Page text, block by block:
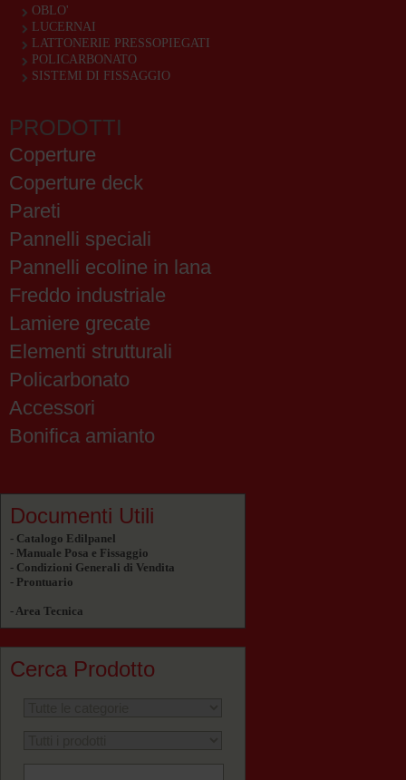
OBLO'
LUCERNAI
LATTONERIE PRESSOPIEGATI
POLICARBONATO
SISTEMI DI FISSAGGIO
PRODOTTI
Coperture
Coperture deck
Pareti
Pannelli speciali
Pannelli ecoline in lana
Freddo industriale
Lamiere grecate
Elementi strutturali
Policarbonato
Accessori
Bonifica amianto
Documenti Utili
- Catalogo Edilpanel
- Manuale Posa e Fissaggio
- Condizioni Generali di Vendita
- Prontuario
- Area Tecnica
Cerca Prodotto